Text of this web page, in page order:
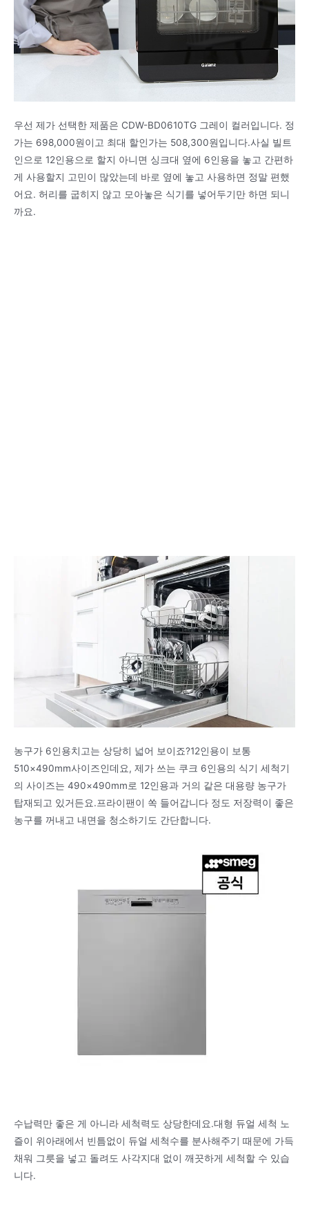
우선 제가 선택한 제품은 CDW-BD0610TG 그레이 컬러입니다. 정
가는 698,000원이고 최대 할인가는 508,300원입니다.사실 빌트
인으로 12인용으로 할지 아니면 싱크대 옆에 6인용을 놓고 간편하
게 사용할지 고민이 많았는데 바로 옆에 놓고 사용하면 정말 편했
어요. 허리를 굽히지 않고 모아놓은 식기를 넣어두기만 하면 되니
까요.
농구가 6인용치고는 상당히 넓어 보이죠?12인용이 보통
510×490mm사이즈인데요, 제가 쓰는 쿠크 6인용의 식기 세척기
의 사이즈는 490×490mm로 12인용과 거의 같은 대용량 농구가
탑재되고 있거든요.프라이팬이 쏙 들어갑니다 정도 저장력이 좋은
농구를 꺼내고 내면을 청소하기도 간단합니다.
수납력만 좋은 게 아니라 세척력도 상당한데요.대형 듀얼 세척 노
즐이 위아래에서 빈틈없이 듀얼 세척수를 분사해주기 때문에 가득
채워 그릇을 넣고 돌려도 사각지대 없이 깨끗하게 세척할 수 있습
니다.